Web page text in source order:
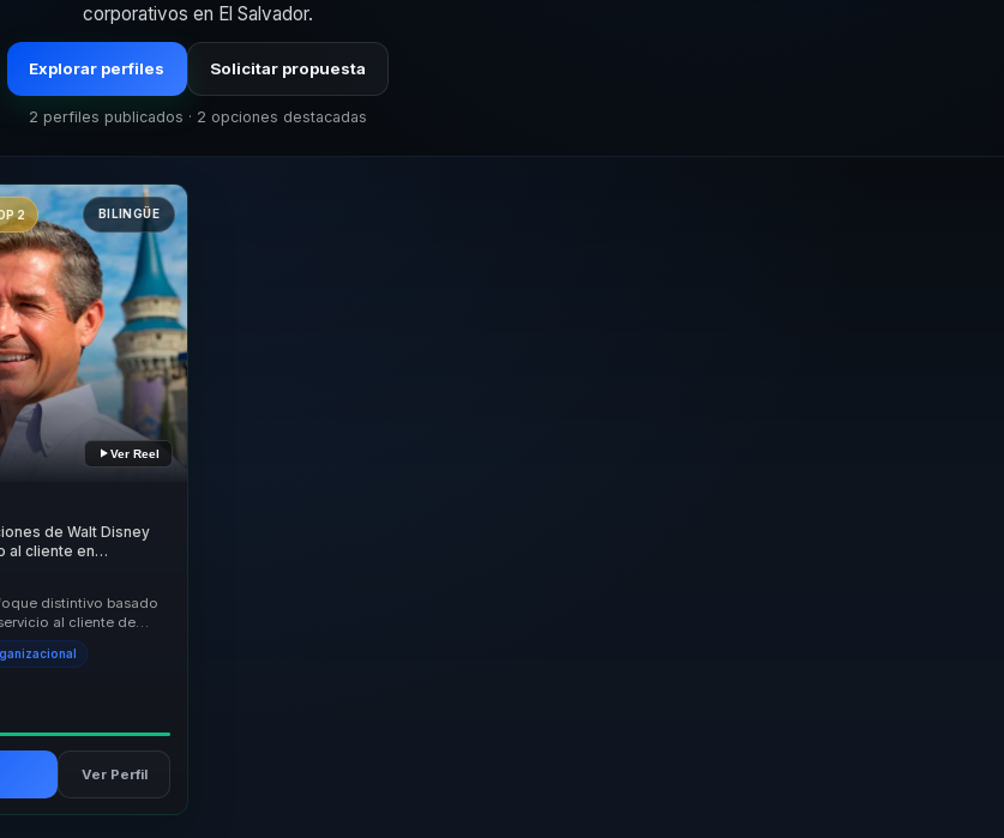
corporativos en El Salvador.
Explorar perfiles Solicitar propuesta
2 perfiles publicados · 2 opciones destacadas
2 BILINGÜE
Ver Reel
de Walt Disney
al cliente en
equipos y
distintivo basado
al cliente de
y efectivas
Ver Perfil